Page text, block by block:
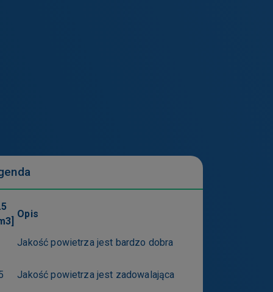
Opis
Jakość powietrza jest bardzo dobra
Jakość powietrza jest zadowalająca
ustawienia
na stronie
szczególności
serwisy.
na